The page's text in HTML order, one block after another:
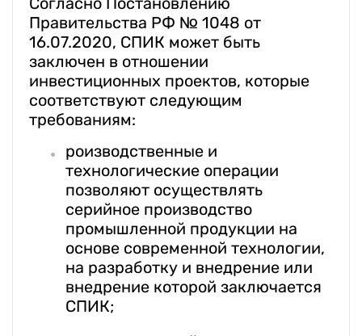
Правительства РФ № 1048 от
16.07.2020, СПИК может быть
заключен в отношении
инвестиционных проектов, которые
соответствуют следующим
требованиям:
роизводственные и
технологические операции
позволяют осуществлять
серийное производство
промышленной продукции на
основе современной технологии,
на разработку и внедрение или
внедрение которой заключается
СПИК;